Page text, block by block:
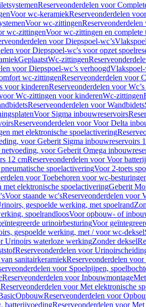
Reserveonderdelen voor
Voor wc-keramiekReserveonderdelen
Voor wc-zittingen
wc-zittingenVoor wc-zittingen en complete
voor Diepspoel-wc’s
voor Diepspoel-wc's voor opzet
GeplaatstWc-zittingen
voor Diepspoel-wc’s verhoogdVlakspoel-
wc-zittingenReserveonderdelen voor
voor kinderenReserveonderdelen voor
Wc-zittingen voor kinderenWc-zittingen
Reserveonderdelen voor Wandbidets
Voor Sigma inbouwreservoirs
Reserveonderdelen voor Voor Delta
met elektronische spoelactivering
voor Geberit Sigma inbouwreservoirs
voor Geberit Omega
12 cmReserveonderdelen voor Voor
spoelactiveringVoor 2-toets
voor Toebehoren voor wc-
elektronische spoelactiveringGeberit
Voor staande wc'sReserveonderdelen voor
gespoelde werking, met spoelrand
spoelrandloosVoor opbouw- of
urinoirbesturingVoor
gespoelde werking, met / voor wc-deksel
Urinoirs waterloze werkingZonder deksel
Reserveonderdelen voor
sanitairkeramiekReserveonderdelen
voor Spoelpijpen,
Reserveonderdelen voor Inbouwmontage
Reserveonderdelen voor Met elektronische
OpbouwReserveonderdelen voor
batterijvoedingReserveonderdelen voor